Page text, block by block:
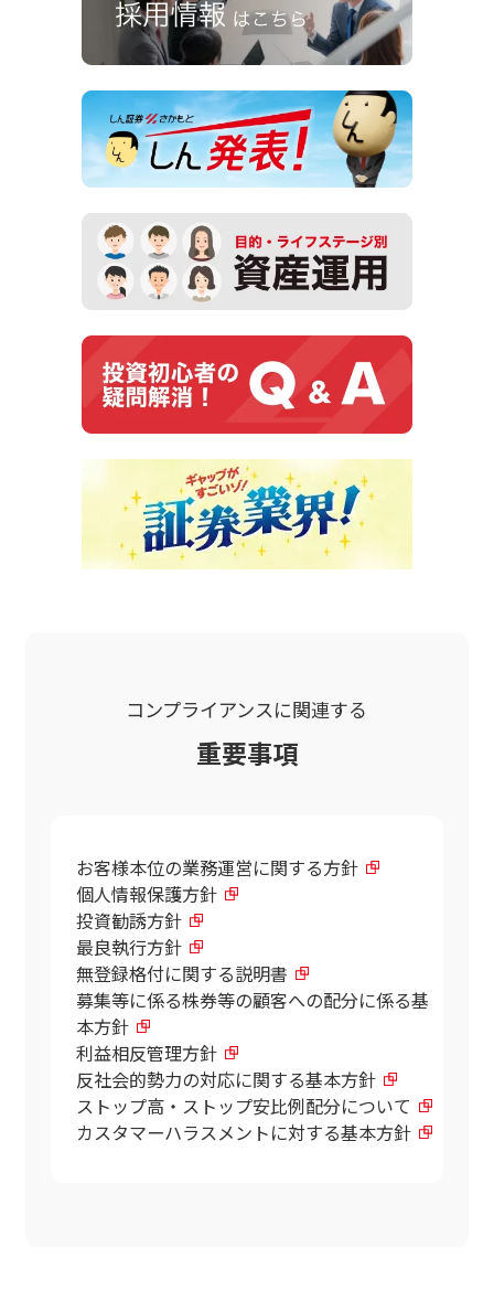
コンプライアンスに関連する
重要事項
お客様本位の業務運営に関する方針
個人情報保護方針
投資勧誘方針
最良執行方針
無登録格付に関する説明書
募集等に係る株券等の顧客への配分に係る基
本方針
利益相反管理方針
反社会的勢力の対応に関する基本方針
ストップ高・ストップ安比例配分について
カスタマーハラスメントに対する基本方針